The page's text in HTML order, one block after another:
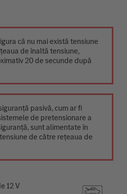
că nu mai există tensiune
de înaltă tensiune,
20 de secunde după
pasivă, cum ar fi
de pretensionare a
sunt alimentate în
de către rețeaua de
12 V